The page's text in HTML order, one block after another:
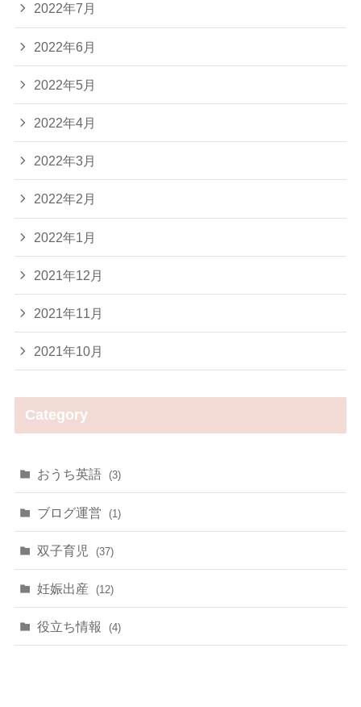
2022年7月
2022年6月
2022年5月
2022年4月
2022年3月
2022年2月
2022年1月
2021年12月
2021年11月
2021年10月
Category
おうち英語 (3)
ブログ運営 (1)
双子育児 (37)
妊娠出産 (12)
役立ち情報 (4)